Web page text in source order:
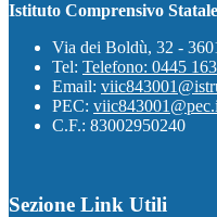
Istituto Comprensivo
Via dei Boldù, 32 -
Tel: Telefono: 0445
Email:
PEC:
C.F.: 83002950240
Sezione Link Utili